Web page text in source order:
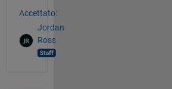
Accettato:
Jordan
Ross